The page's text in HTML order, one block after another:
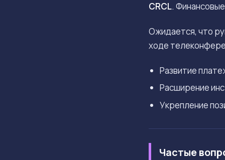
CRCL.
Ожидается, что
ходе
Развитие
Расширение
Укрепление
Частые